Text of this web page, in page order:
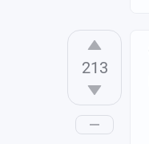
213